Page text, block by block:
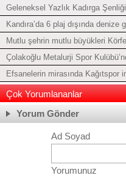
Geleneksel Yazlık Kadırga
Kandıra’da 6 plaj dışında denize
Mutlu şehrin mutlu büyükleri
Çolakoğlu Metalurji Spor
Efsanelerin mirasında Kağıtspor
Çok Yorumlananlar
Yorum Gönder
Ad Soyad
Yorumunuz